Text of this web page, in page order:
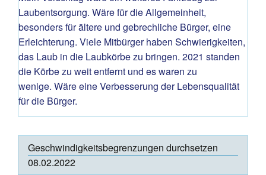
Laubentsorgung. Wäre für die Allgemeinheit,
besonders für ältere und gebrechliche Bürger, eine
Erleichterung. Viele Mitbürger haben Schwierigkeiten,
das Laub in die Laubkörbe zu bringen. 2021 standen
die Körbe zu weit entfernt und es waren zu
wenige. Wäre eine Verbesserung der Lebensqualität
für die Bürger.
Geschwindigkeitsbegrenzungen durchsetzen
08.02.2022